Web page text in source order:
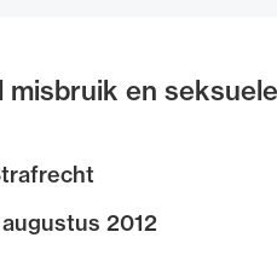
en
augustus 2012